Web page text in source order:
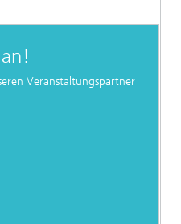
Veranstaltungspartner